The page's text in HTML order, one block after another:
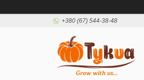
+380 (67) 544-38-48